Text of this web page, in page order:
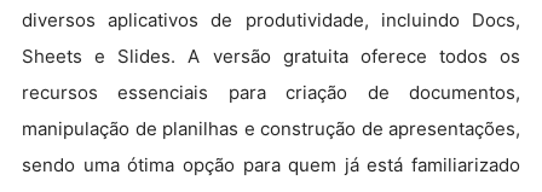
diversos aplicativos de produtividade, incluindo Docs,
Sheets e Slides. A versão gratuita oferece todos os
recursos essenciais para criação de documentos,
manipulação de planilhas e construção de apresentações,
sendo uma ótima opção para quem já está familiarizado